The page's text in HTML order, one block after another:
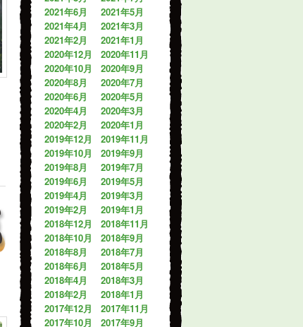
2021年6月
2021年5月
2021年4月
2021年3月
2021年2月
2021年1月
2020年12月
2020年11月
2020年10月
2020年9月
2020年8月
2020年7月
2020年6月
2020年5月
2020年4月
2020年3月
2020年2月
2020年1月
2019年12月
2019年11月
2019年10月
2019年9月
2019年8月
2019年7月
2019年6月
2019年5月
2019年4月
2019年3月
2019年2月
2019年1月
2018年12月
2018年11月
2018年10月
2018年9月
2018年8月
2018年7月
2018年6月
2018年5月
2018年4月
2018年3月
2018年2月
2018年1月
2017年12月
2017年11月
2017年10月
2017年9月